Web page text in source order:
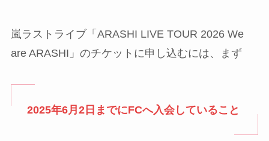
嵐ラストライブ「ARASHI LIVE TOUR 2026 We
are ARASHI」のチケットに申し込むには、まず
2025年6月2日までにFCへ入会していること